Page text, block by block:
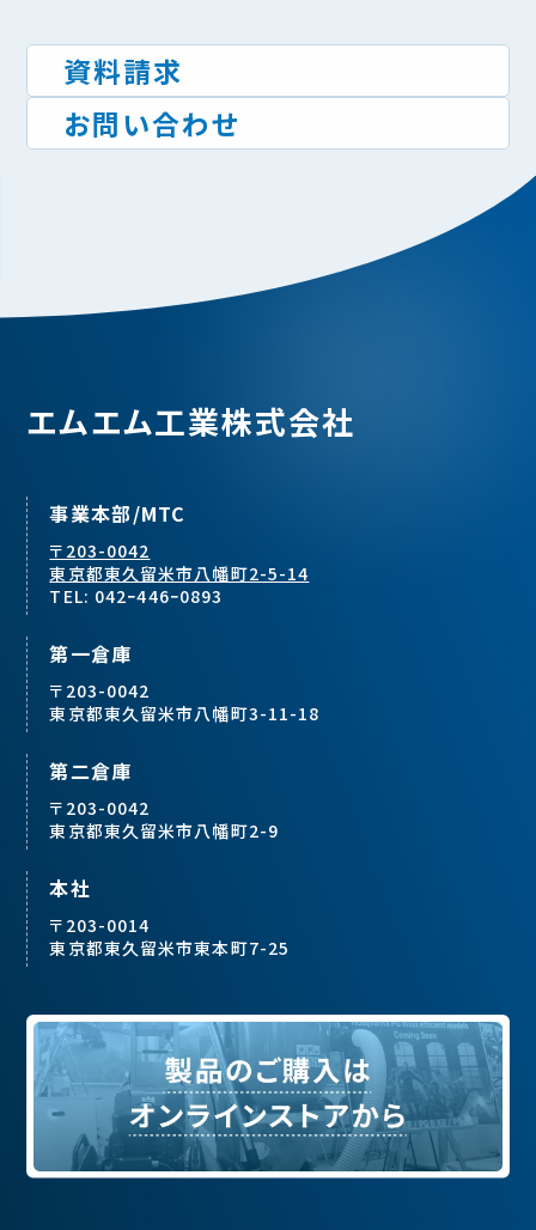
資料請求
お問い合わせ
エムエム工業株式会社
事業本部/MTC
〒203-0042
東京都東久留米市八幡町2-5-14
TEL: 042ｰ446ｰ0893
第一倉庫
〒203-0042
東京都東久留米市八幡町3-11-18
第二倉庫
〒203-0042
東京都東久留米市八幡町2-9
本社
〒203-0014
東京都東久留米市東本町7-25